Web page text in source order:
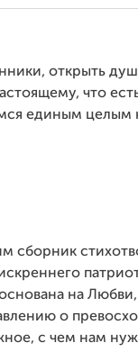
открыть
что
единым целым
сборник
на
о
с чем нам